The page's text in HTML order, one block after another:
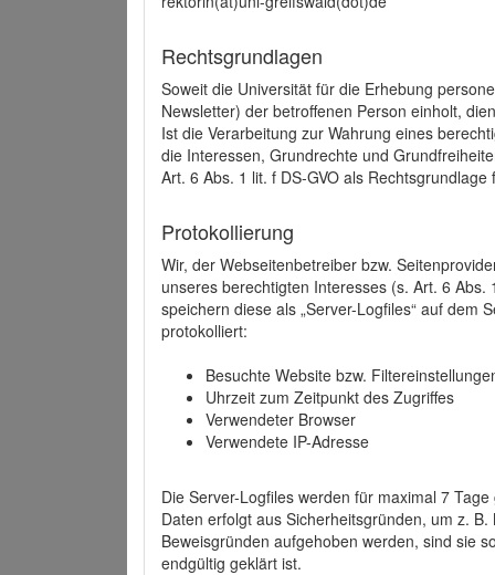
Rechtsgrundlagen
Soweit die Universität für die Erhebung
Newsletter) der betroffenen Person einholt,
Ist die Verarbeitung zur Wahrung eines
die Interessen, Grundrechte und
Art. 6 Abs. 1 lit. f DS-GVO als
Protokollierung
Wir, der Webseitenbetreiber bzw.
unseres berechtigten Interesses (s. Art. 6
speichern diese als „Server-Logfiles“ auf dem
protokolliert:
Besuchte Website bzw.
Uhrzeit zum Zeitpunkt des Zugriffes
Verwendeter Browser
Verwendete IP-Adresse
Die Server-Logfiles werden für maximal 7
Daten erfolgt aus Sicherheitsgründen, um z.
Beweisgründen aufgehoben werden, sind sie
endgültig geklärt ist.